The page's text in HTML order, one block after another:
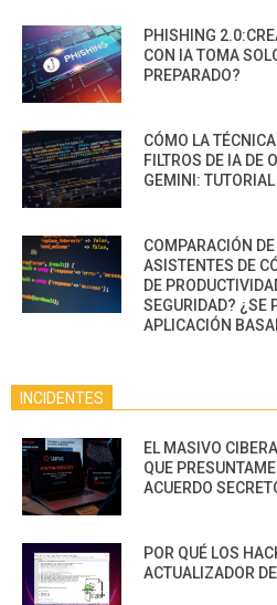
PHISHING
CON IA TOMA
PREPARADO?
CÓMO LA
FILTROS DE IA DE
GEMINI:
COMPARACIÓN
ASISTENTES DE
DE
SEGURIDAD? ¿SE
APLICACIÓN
INCIDENTES
EL MASIVO
QUE
ACUERDO
POR QUÉ LOS
ACTUALIZADOR